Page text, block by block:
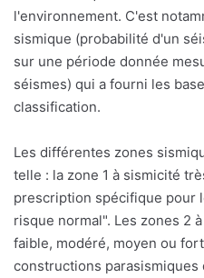
l'environnement. C'est
sismique (probabilité d'un
sur une période donnée
séismes) qui a fourni les
classification.
Les différentes zones
telle : la zone 1 à sismicité
prescription spécifique pour
risque normal". Les zones 2
faible, modéré, moyen ou
constructions